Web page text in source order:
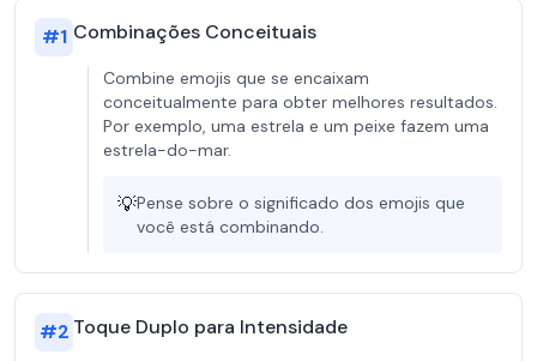
#1 Combinações Conceituais
Combine emojis que se encaixam
conceitualmente para obter melhores resultados.
Por exemplo, uma estrela e um peixe fazem uma
estrela-do-mar.
💡Pense sobre o significado dos emojis que
você está combinando.
#2 Toque Duplo para Intensidade